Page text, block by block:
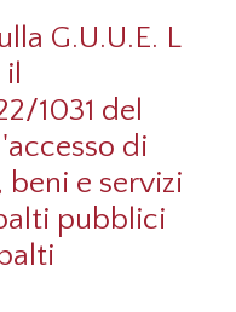
G.U.U.E. L
il
1031 del
di
e servizi
pubblici